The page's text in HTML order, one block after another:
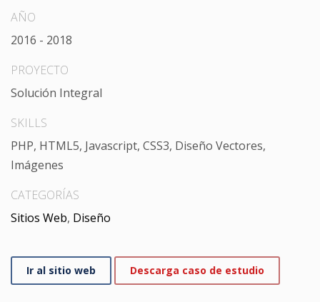
AÑO
2016 - 2018
PROYECTO
Solución Integral
SKILLS
PHP, HTML5, Javascript, CSS3, Diseño Vectores,
Imágenes
CATEGORÍAS
Sitios Web, Diseño
Ir al sitio web Descarga caso de estudio